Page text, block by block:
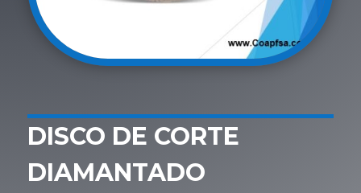
DISCO DE CORTE
DIAMANTADO